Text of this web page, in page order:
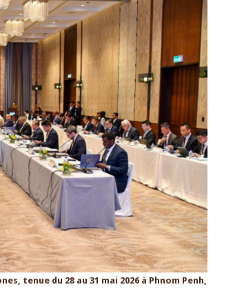
tenue du 28 au 31 mai 2026 à Phnom Penh,